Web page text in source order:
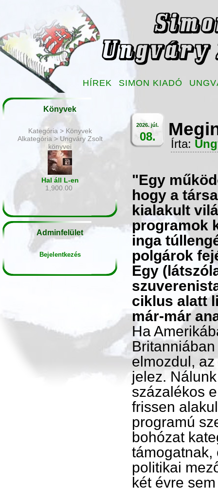
HÍREK SIMON KIADÓ
Könyvek
Kategória > Könyvek
Alkategória > Ungváry Zsolt
könyvei
Hal áll L-en
1,900.00
Adminfelület
Bejelentkezés
2026. júl.
08.
Írta:
"Egy
hogy a
kialakult
programok
inga
polgárok
Egy
ciklus alatt
már-már
Ha
elmozdul,
jelez.
százalékos
frissen
programú
bohózat
támogatnak,
politikai
két évre